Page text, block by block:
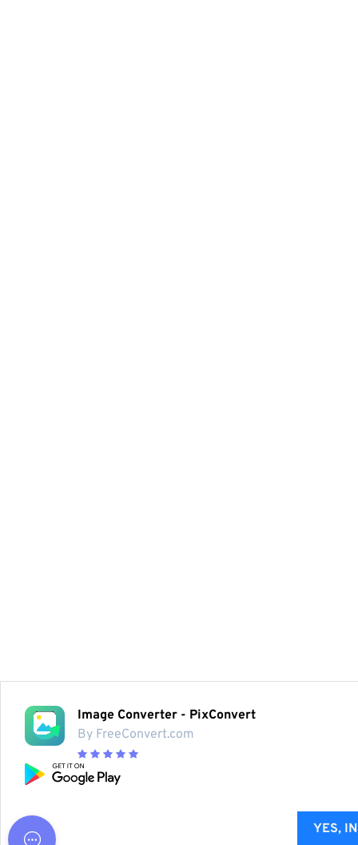
Image Converter - PixConvert
By FreeConvert.com
YES,